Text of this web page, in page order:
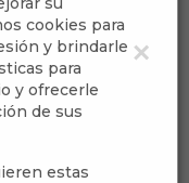
×
cookies para
y brindarle
para
y ofrecerle
de sus
estas